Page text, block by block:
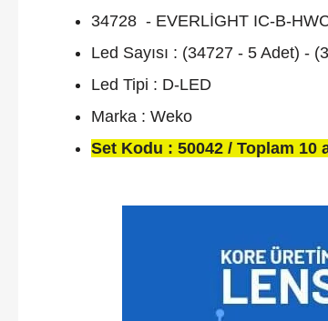
34728 - EVERLİGHT IC-B-
Led Sayısı : (34727 - 5 Adet) -
Led Tipi : D-LED
Marka : Weko
Set Kodu : 50042 / Toplam 10